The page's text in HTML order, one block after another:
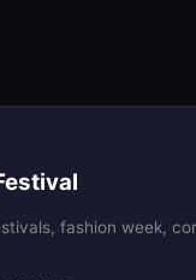
fashion week,